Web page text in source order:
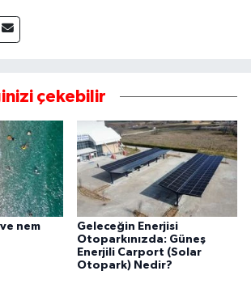
çekebilir
nem
Geleceğin Enerjisi
Otoparkınızda: Güneş
Enerjili Carport (Solar
Otopark) Nedir?